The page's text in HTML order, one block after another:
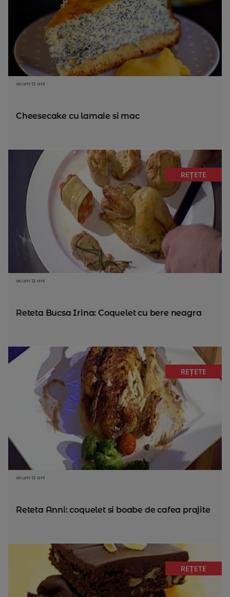
acum 12 ani
Cheesecake cu lamaie si mac
REȚETE
acum 12 ani
Reteta Bucsa Irina: Coquelet cu bere neagra
REȚETE
acum 12 ani
Reteta Anni: coquelet si boabe de cafea prajite
REȚETE